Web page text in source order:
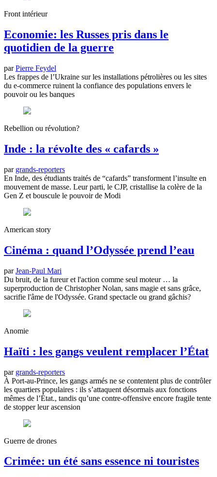
Front intérieur
Economie: les Russes pris dans le
quotidien de la guerre
parPierre Feydel
Les frappes de l’Ukraine sur les installations pétrolières ou les sites
du e-commerce ruinent la confiance des populations envers le
pouvoir ou les banques
Rebellion ou révolution?
Inde : la révolte des « cafards »
par grands-reporters
En Inde, des étudiants traités de “cafards” transforment l’insulte en
mouvement de masse. Leur parti, le CJP, cristallise la colère de la
Gen Z et bouscule le pouvoir de Modi
American story
Cinéma : quand l’Odyssée prend l’eau
parJean-Paul Mari
Du bruit, de la fureur et l'action comme seul moteur … la
superproduction de Christopher Nolan, sans magie et sans grâce,
sacrifie l'âme de l'Odyssée. Grand spectacle ou grand gâchis?
Anomie
Haïti : les gangs veulent remplacer l’État
par grands-reporters
À Port-au-Prince, les gangs armés ne se contentent plus de contrôler
les quartiers populaires : ils s’attaquent désormais aux fonctions
mêmes de l’État., tandis qu’une contre-offensive encore fragile tente
de stopper leur ascension
Guerre de drones
Crimée: un été sans essence ni touristes